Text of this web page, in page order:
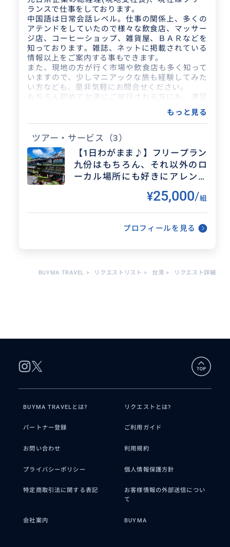
素晴らしい旅行を演出していただ
きました
60代 2026/2/10
ガイドさんが僕達の希望をよく理解しコ
ースを組み立ててくれたおかげで、依頼以
た。随行中は話題が豊富で飽きさせるこ
と...
ランスで仕事をしております。
中国語は日常会話レベル。仕事の関係上、多くの
アテンドをしていたので様々な飲食店、マッサー
ジ店、コーヒーショップ、雑貨屋、ＢＡＲなどを
知っております。雑誌、ネットに掲載されている
情報以上をご案内する事もできます。
また、現地の方が行く市場や飲食店も多く知って
いますので、少しマニアックな旅も経験してみた
い方なども、是非気軽にお問合せください。
もちろん初めて台湾にご旅行される方にも、満足
できる旅行プランをご提案いたします！
グループ、カップル、家族、一人旅行される方
で、ローカル居酒屋などに行ってみたい方などお
付き合いできますのでご検討ください。
見た目は清潔感を大切にしておりますので、不愉
快にさせることはないと思います。タバコは吸い
ません。お酒は飲めます。
少しでも台湾旅行を楽しめる手助けができれば幸
一緒に素敵な台湾の思い出を作りましょう！
【ご法人様へのサービス】
好み、台湾人の管理方法など、10年間の実務経験
得意分野は小売店関係です。今までの導入実績と
ト、全聯、カルフール、微風デパート、Watoson
s、Cosmed」などがございます。
で、色々とサポートができるかと思います。
もっと見る
ツアー・サービス （3）
【1日わがまま♪】フリープラン
九份はもちろん、それ以外のロ
ーカル場所にも好きにアレンジ
OK！丸投げプラン作成も致しま
す！ 台湾在住13年目の元現地支
社長がアテンドさせて頂きま
¥25,000/組
プロフィールを見る
BUYMA TRAVEL > リクエストリスト > 台湾 > リクエスト詳細
BUYMA TRAVELとは? リクエストとは?
パートナー登録 ご利用ガイド
お問い合わせ 利用規約
プライバシーポリシー 個人情報保護方針
特定商取引法に関する表記
お客様情報の外部送信につい
て
会社案内 BUYMA